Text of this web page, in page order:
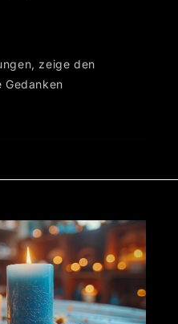
zeige den
Gedanken